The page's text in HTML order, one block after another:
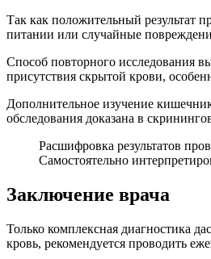
Так как положительный результат
питании или случайные
Способ повторного исследования
присутствия скрытой крови,
Дополнительное изучение
обследования доказана в
Расшифровка результатов
Самостоятельно
Заключение врача
Только комплексная диагностика
кровь, рекомендуется проводить